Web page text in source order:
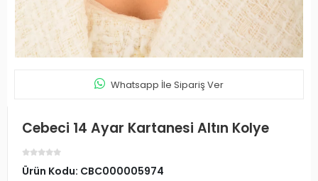
Whatsapp İle Sipariş Ver
Cebeci 14 Ayar Kartanesi Altın Kolye
Ürün Kodu: CBC000005974